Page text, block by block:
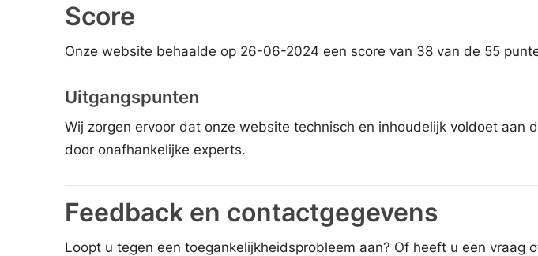
Score
Onze website behaalde op 26-06-2024 een score van 38 van de 55
Uitgangspunten
Wij zorgen ervoor dat onze website technisch en inhoudelijk voldoet
door onafhankelijke experts.
Feedback en contactgegevens
Loopt u tegen een toegankelijkheidsprobleem aan? Of heeft u een